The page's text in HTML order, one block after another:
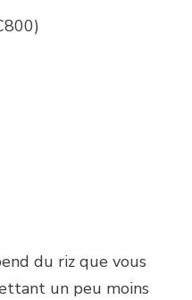
du riz que vous
un peu moins